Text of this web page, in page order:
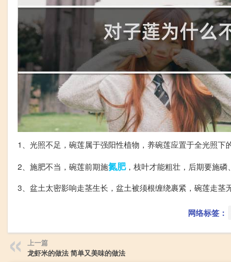
1、光照不足，碗莲属于强阳性植物，养碗莲应置于全光照下
2、施肥不当，碗莲前期施氮肥，枝叶才能粗壮，后期要施磷
3、盆土太密影响走茎生长，盆土被须根缠绕裹紧，碗莲走茎
网络标签：
上一篇
龙虾米的做法 简单又美味的做法